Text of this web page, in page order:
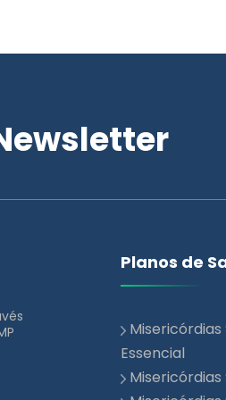
Planos de
Misericórdias
Essencial
Misericórdias